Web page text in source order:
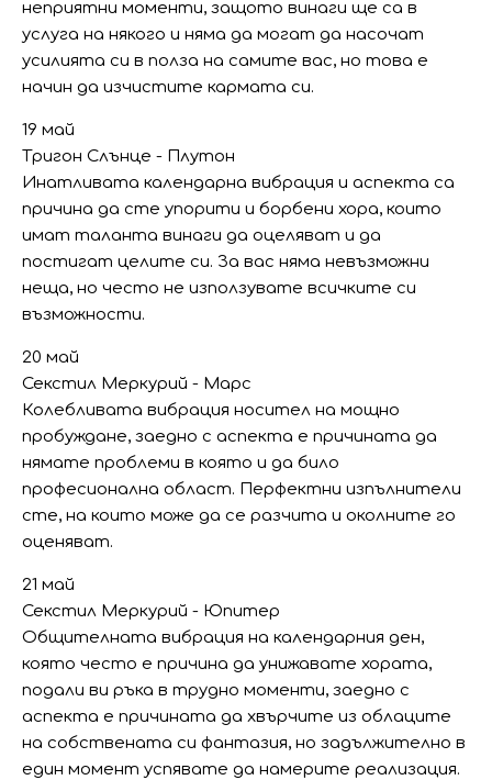
неприятни моменти, защото винаги ще са в
услуга на някого и няма да могат да насочат
усилията си в полза на самите вас, но това е
начин да изчистите кармата си.
19 май
Тригон Слънце - Плутон
Инатливата календарна вибрация и аспекта са
причина да сте упорити и борбени хора, които
имат таланта винаги да оцеляват и да
постигат целите си. За вас няма невъзможни
неща, но често не използувате всичките си
възможности.
20 май
Секстил Меркурий - Марс
Колебливата вибрация носител на мощно
пробуждане, заедно с аспекта е причината да
нямате проблеми в която и да било
професионална област. Перфектни изпълнители
сте, на които може да се разчита и околните го
оценяват.
21 май
Секстил Меркурий - Юпитер
Общителната вибрация на календарния ден,
която често е причина да унижавате хората,
подали ви ръка в трудно моменти, заедно с
аспекта е причината да хвърчите из облаците
на собствената си фантазия, но задължително в
един момент успявате да намерите реализация.